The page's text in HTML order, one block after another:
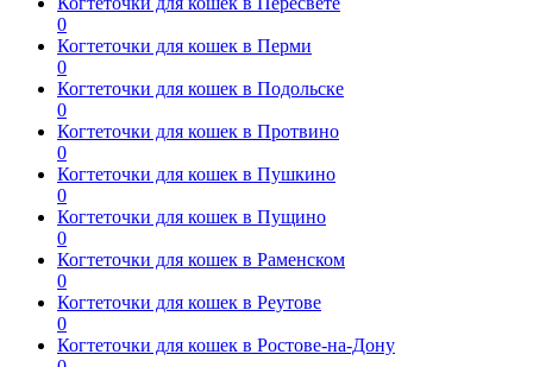
0
Когтеточки для кошек в Перми
0
Когтеточки для кошек в Подольске
0
Когтеточки для кошек в Протвино
0
Когтеточки для кошек в Пушкино
0
Когтеточки для кошек в Пущино
0
Когтеточки для кошек в Раменском
0
Когтеточки для кошек в Реутове
0
Когтеточки для кошек в Ростове-на-Дону